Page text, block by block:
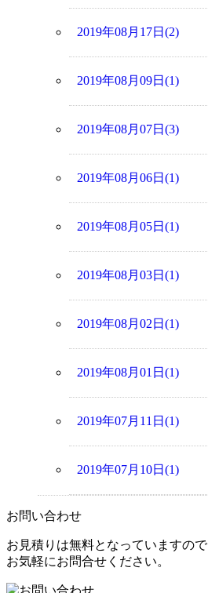
2019年08月17日(2)
2019年08月09日(1)
2019年08月07日(3)
2019年08月06日(1)
2019年08月05日(1)
2019年08月03日(1)
2019年08月02日(1)
2019年08月01日(1)
2019年07月11日(1)
2019年07月10日(1)
お問い合わせ
お見積りは無料となっていますので
お気軽にお問合せください。